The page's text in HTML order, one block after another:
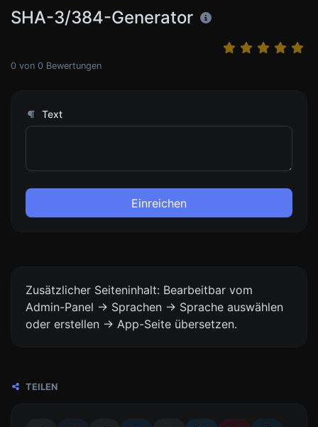
SHA-3/384-Generator
0 von 0 Bewertungen
Text
Einreichen
Zusätzlicher Seiteninhalt: Bearbeitbar vom
Admin-Panel -> Sprachen -> Sprache auswählen
oder erstellen -> App-Seite übersetzen.
TEILEN